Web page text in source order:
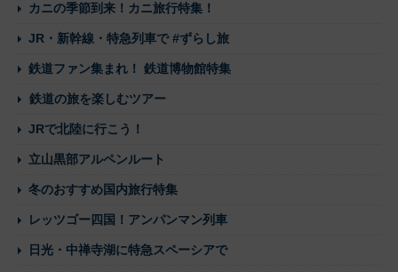
カニの季節到来！カニ旅行特集！
JR・新幹線・特急列車で #ずらし旅
鉄道ファン集まれ！ 鉄道博物館特集
鉄道の旅を楽しむツアー
JRで北陸に行こう！
立山黒部アルペンルート
冬のおすすめ国内旅行特集
レッツゴー四国！アンパンマン列車
日光・中禅寺湖に特急スペーシアで